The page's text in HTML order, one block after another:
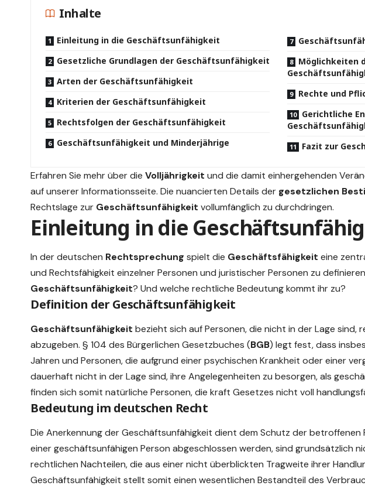
Inhalte
Einleitung in die Geschäftsunfähigkeit
Gesetzliche Grundlagen der Geschäftsunfähigkeit
Arten der Geschäftsunfähigkeit
Kriterien der Geschäftsunfähigkeit
Rechtsfolgen der Geschäftsunfähigkeit
Geschäftsunfähigkeit und Minderjährige
Möglichkeiten
Rechte und
Gerichtliche
Fazit zur
Erfahren Sie mehr über die Volljährigkeit und die damit einhergehenden
auf unserer Informationsseite. Die nuancierten Details der gesetzlichen
Rechtslage zur Geschäftsunfähigkeit vollumfänglich zu durchdringen.
Einleitung in die
In der deutschen Rechtsprechung spielt die Geschäftsfähigkeit eine
und Rechtsfähigkeit einzelner Personen und juristischer Personen zu
Geschäftsunfähigkeit? Und welche rechtliche Bedeutungkommt ihr zu?
Definition der Geschäftsunfähigkeit
Geschäftsunfähigkeit bezieht sich auf Personen, die nicht in der Lage sind,
abzugeben. § 104 des Bürgerlichen Gesetzbuches (BGB) legt fest, dass
Jahren und Personen, die aufgrund einer psychischen Krankheit oder einer
dauerhaft nicht in der Lage sind, ihre Angelegenheiten zu besorgen, als
finden sich somit natürliche Personen, die kraft Gesetzes nicht voll
Bedeutung im deutschen Recht
Die Anerkennung der Geschäftsunfähigkeit dient dem Schutz der betroffenen
einer geschäftsunfähigen Person abgeschlossen werden, sind grundsätzlich
rechtlichen Nachteilen, die aus einer nicht überblickten Tragweite ihrer
Geschäftsunfähigkeit stellt somit einen wesentlichen Bestandteil des